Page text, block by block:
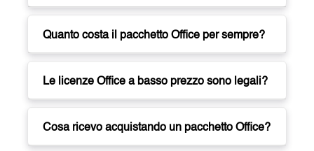
Quanto costa il pacchetto Office per sempre?
Le licenze Office a basso prezzo sono legali?
Cosa ricevo acquistando un pacchetto Office?